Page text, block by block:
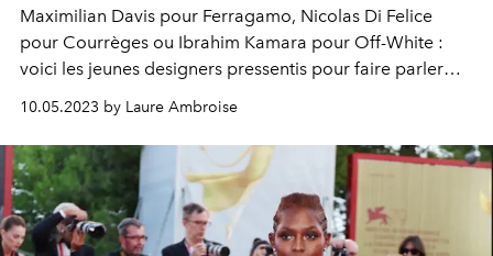
Maximilian Davis pour Ferragamo, Nicolas Di Felice
pour Courrèges ou Ibrahim Kamara pour Off-White :
voici les jeunes designers pressentis pour faire parler
10.05.2023 by Laure Ambroise